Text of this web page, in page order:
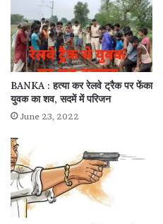
BANKA : हत्या कर रेलवे ट्रैक पर फेंका
युवक का शव, सदमें में परिजन
June 23, 2022